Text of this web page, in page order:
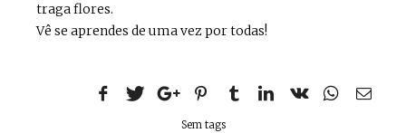
traga flores.
Vê se aprendes de uma vez por todas!
Sem tags